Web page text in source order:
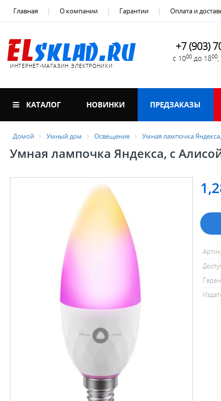
Главная О компании Гарантии Оплата и
ИНТЕРНЕТ-МАГАЗИН ЭЛЕКТРОНИКИ
+7 (903)
с 1000 до 1800
КАТАЛОГ НОВИНКИ ПРЕДЗАКАЗЫ
Домой Умный дом Освещение Умная лампочка
Умная лампочка Яндекса, с